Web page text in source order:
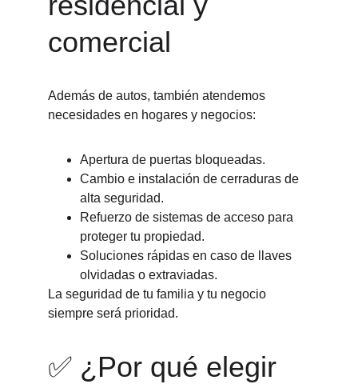
comercial
Además de autos, también atendemos
necesidades en hogares y negocios:
Apertura de puertas bloqueadas.
Cambio e instalación de cerraduras de
alta seguridad.
Refuerzo de sistemas de acceso para
proteger tu propiedad.
Soluciones rápidas en caso de llaves
olvidadas o extraviadas.
La seguridad de tu familia y tu negocio
siempre será prioridad.
✅ ¿Por qué elegir